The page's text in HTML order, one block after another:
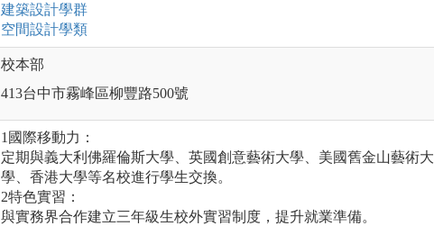
建築設計學群
空間設計學類
校本部
413台中市霧峰區柳豐路500號
1國際移動力：
定期與義大利佛羅倫斯大學、英國創意藝術大學、美國舊金山藝術大
學、香港大學等名校進行學生交換。
2特色實習：
與實務界合作建立三年級生校外實習制度，提升就業準備。